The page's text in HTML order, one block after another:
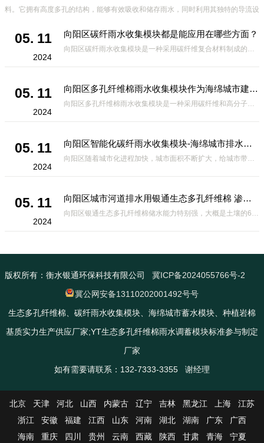
料。它拥有高度多孔的结构，能够有效吸收和储存雨水，同时利用其独特的导流设
05. 11
2024
向阳区碳纤雨水收集模块都是能应用在哪些方面？
向阳区碳纤雨水收集模块是一种采用碳纤维复合材料制成的雨水收集装置，具有*、环保、可持续等诸多优点。这种模块的设计独特，结构轻巧且强度高，耐腐蚀，能够在各种环境条件下稳定运行。其广泛的应用领域不仅体现在城市规
05. 11
2024
向阳区多孔纤维棉雨水收集模块作为海绵城市建设中的一种创新材料
向阳区多孔纤维棉雨水收集模块是一种采用碳纤维和高分子材料复合而成的新型材料。它拥有高度多孔的结构，能够有效吸收和储存雨水，同时利用其独特的导流设计，将雨水迅速排出，有效防止城市内涝的发生。此外，该材料还具有
05. 11
2024
向阳区智能化碳纤雨水收集模块-海绵城市排水蓄水系统的优选项
向阳区随着城市化进程加快，城市面积不断扩大，给城市带来的问题也随之增加。其中之一就是水资源的短缺。雨水收集是一种解决城市水资源短缺的有效途径。在雨水收集技术中，智能化碳纤雨水收集模块的出现，为解决城市水资源
05. 11
2024
向阳区城市河道排水用银通生态多孔纤维棉 渗透性好重量轻
向阳区银通生态多孔纤维棉储水能力特别强，大概是土壤的6倍，所以在下暴雨或者是严重的雨雪天气时，能将降水量很好的吸收掉，到了天气晴朗之后又会将这些水分蒸发到空气中。这种材料在绿化环保上能起到很大的作用，能够大
版权所有：衡水银通环保科技有限公司
冀ICP备2024055766号-2
冀公网安备13110202001492号号
生态多孔纤维棉、碳纤雨水收集模块、海绵城市蓄水模块、种植岩棉
基质实力生产供应厂家;YT生态多孔纤维棉雨水调蓄模块标准参与制定
厂家
如有需要请联系：132-7333-3355 谢经理
北京 天津 河北 山西 内蒙古 辽宁 吉林 黑龙江 上海
江苏
浙江
安徽 福建 江西 山东 河南 湖北 湖南 广东
广西
海南
重庆 四川 贵州 云南 西藏 陕西 甘肃 青海 宁夏